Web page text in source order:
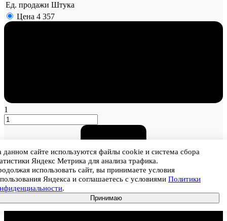
Ед. продажи Штука
Цена 4 357
1
данном сайте используются файлы cookie и система сбора
Яндекс Метрика для анализа трафика.
использовать сайт, вы принимаете условия
Яндекса и соглашаетесь с условиями Политики
.
Принимаю